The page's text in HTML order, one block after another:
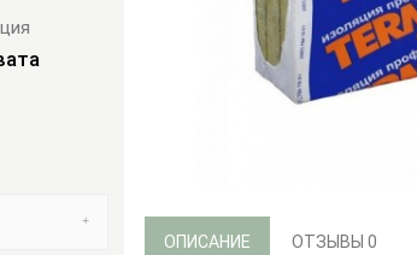
ОПИСАНИЕ ОТЗЫВЫ 0